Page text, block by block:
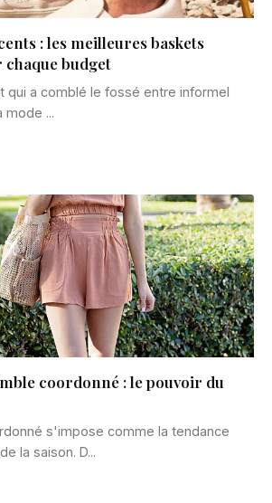
: les meilleures baskets
budget
qui a comblé le fossé entre informel
mode ...
coordonné : le pouvoir du
s'impose comme la tendance
la saison. D...